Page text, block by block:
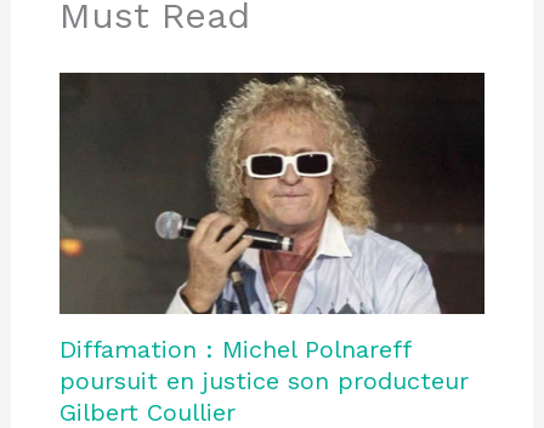
Must Read
Diffamation : Michel Polnareff
poursuit en justice son producteur
Gilbert Coullier